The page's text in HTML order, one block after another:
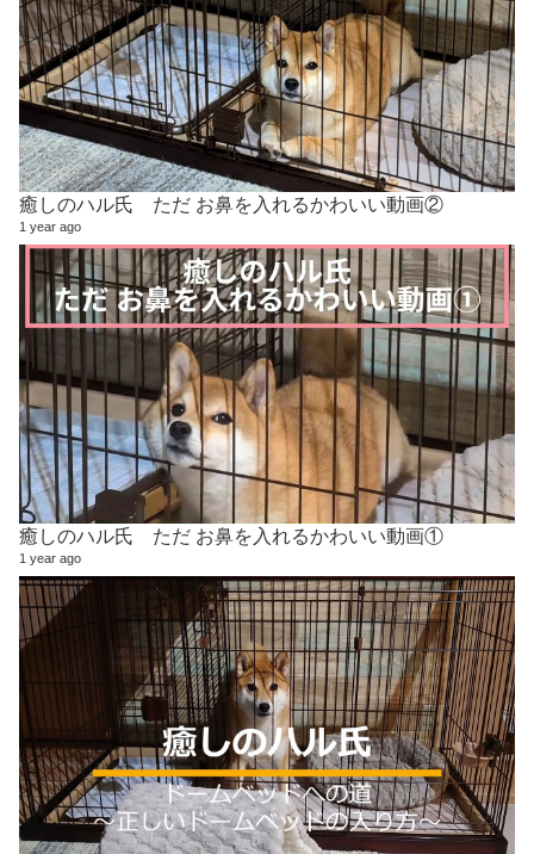
癒しのハル氏 ただ お鼻を入れるかわいい動画②
1 year ago
癒しのハル氏 ただ お鼻を入れるかわいい動画①
1 year ago